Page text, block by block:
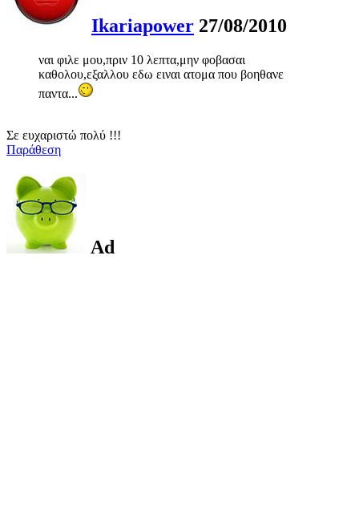
Ikariapower 27/08/2010
ναι φιλε μου,πριν 10 λεπτα,μην φοβασαι
καθολου,εξαλλου εδω ειναι ατομα που βοηθανε
παντα...
Σε ευχαριστώ πολύ !!!
Παράθεση
Ad